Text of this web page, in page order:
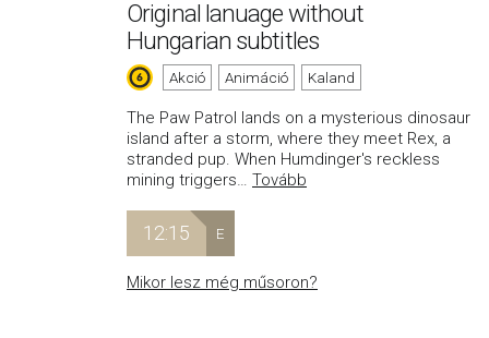
Original lanuage without
Hungarian subtitles
Akció Animáció Kaland
The Paw Patrol lands on a mysterious dinosaur
island after a storm, where they meet Rex, a
stranded pup. When Humdinger's reckless
mining triggers… Tovább
12:15 E
Mikor lesz még műsoron?